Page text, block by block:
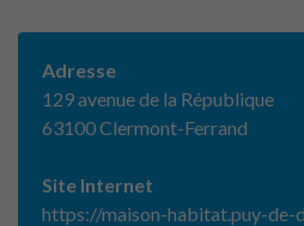
Adresse
129 avenue de la République
63100 Clermont-Ferrand
Site Internet
https://maison-habitat.puy-de-